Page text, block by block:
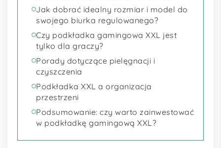
Jak dobrać idealny rozmiar i model do
swojego biurka regulowanego?
Czy podkładka gamingowa XXL jest
tylko dla graczy?
Porady dotyczące pielęgnacji i
czyszczenia
Podkładka XXL a organizacja
przestrzeni
Podsumowanie: czy warto zainwestować
w podkładkę gamingową XXL?